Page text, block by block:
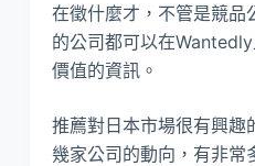
在徵什麼才，不管是競品
的公司都可以在
價值的資訊。
推薦對日本市場很有興趣
幾家公司的動向，有非常